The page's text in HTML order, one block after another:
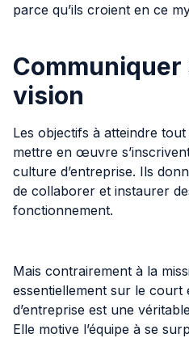
parce qu’ils croient en ce
Communiquer
vision
Les objectifs à atteindre
mettre en œuvre
culture d’entreprise. Ils
de collaborer et instaurer
fonctionnement.
Mais contrairement à la
essentiellement sur le court
d’entreprise est une
Elle motive l’équipe à se